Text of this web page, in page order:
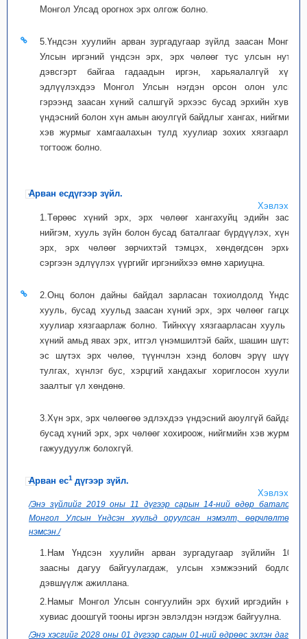
Монгол Улсад орогнох эрх олгож болно.
5.Үндсэн хуулийн арван зургадугаар зүйлд заасан Монгол
Улсын иргэний үндсэн эрх, эрх чөлөөг тус улсын нутаг
дэвсгэрт байгаа гадаадын иргэн, харьяалалгүй хүнд
эдлүүлэхдээ Монгол Улсын нэгдэн орсон олон улсын
гэрээнд заасан хүний салшгүй эрхээс бусад эрхийн хувьд
үндэсний болон хүн амын аюулгүй байдлыг хангах, нийгмийн
хэв журмыг хамгаалахын тулд хуулиар зохих хязгаарлал
тогтоож болно.
Арван есдүгээр зүйл.
Хэвлэх
1.Төрөөс хүний эрх, эрх чөлөөг хангахуйц эдийн засаг,
нийгэм, хууль зүйн болон бусад баталгааг бүрдүүлэх, хүний
эрх, эрх чөлөөг зөрчихтэй тэмцэх, хөндөгдсөн эрхийг
сэргээн эдлүүлэх үүргийг иргэнийхээ өмнө хариуцна.
2.Онц болон дайны байдал зарласан тохиолдолд Үндсэн
хууль, бусад хуульд заасан хүний эрх, эрх чөлөөг гагцхүү
хуулиар хязгаарлаж болно. Тийнхүү хязгаарласан хууль нь
хүний амьд явах эрх, итгэл үнэмшилтэй байх, шашин шүтэх,
эс шүтэх эрх чөлөө, түүнчлэн хэнд боловч эрүү шүүлт
тулгах, хүнлэг бус, хэрцгий хандахыг хориглосон хуулийн
заалтыг үл хөндөнө.
3.Хүн эрх, эрх чөлөөгөө эдлэхдээ үндэсний аюулгүй байдал,
бусад хүний эрх, эрх чөлөөг хохироож, нийгмийн хэв журмыг
гажуудуулж болохгүй.
Арван ес1 дүгээр зүйл.
Хэвлэх
/Энэ зүйлийг 2019 оны 11 дүгээр сарын 14-ний өдөр баталсан
Монгол Улсын Үндсэн хуульд оруулсан нэмэлт, өөрчлөлтөөр
нэмсэн./
1.Нам Үндсэн хуулийн арван зургадугаар зүйлийн 10-т
заасны дагуу байгуулагдаж, улсын хэмжээний бодлого
дэвшүүлж ажиллана.
2.Намыг Монгол Улсын сонгуулийн эрх бүхий иргэдийн нэг
хувиас доошгүй тооны иргэн эвлэлдэн нэгдэж байгуулна.
/Энэ хэсгийг 2028 оны 01 дүгээр сарын 01-ний өдрөөс эхлэн дагаж